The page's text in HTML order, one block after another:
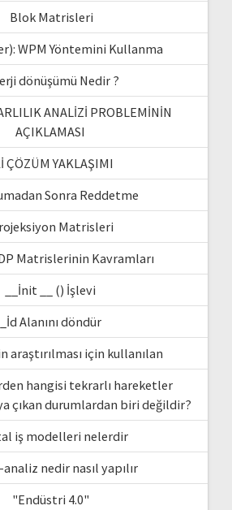
Blok Matrisleri
WPM Yöntemini Kullanma
dönüşümü Nedir ?
ANALİZİ PROBLEMİNİN
AÇIKLAMASI
ÇÖZÜM YAKLAŞIMI
Sonra Reddetme
Matrisleri
Matrislerinin Kavramları
__İnit __ () İşlevi
_İd Alanını döndür
araştırılması için kullanılan
hangisi tekrarlı hareketler
çıkan durumlardan biri değildir?
iş modelleri nelerdir
nedir nasıl yapılır
"Endüstri 4.0"